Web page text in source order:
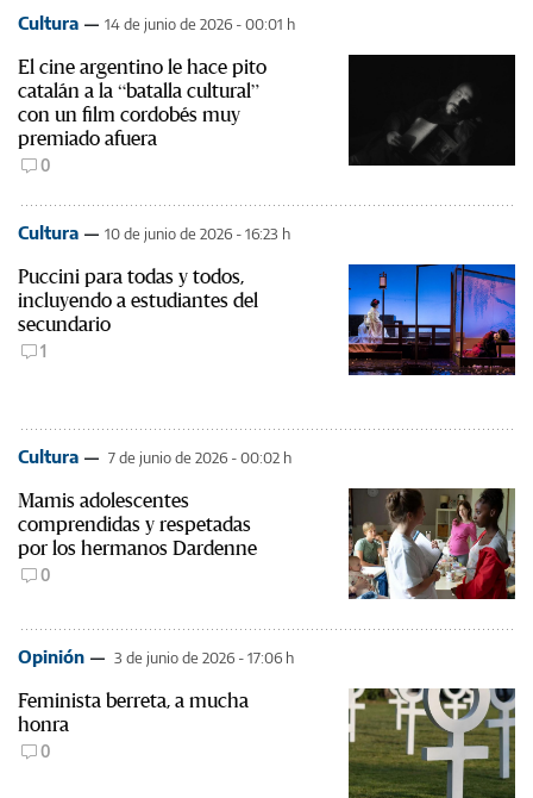
Cultura 14 de junio de 2026 - 00:01 h
El cine argentino le hace pito
catalán a la “batalla cultural”
con un film cordobés muy
premiado afuera
0
Cultura 10 de junio de 2026 - 16:23 h
Puccini para todas y todos,
incluyendo a estudiantes del
secundario
1
Cultura 7 de junio de 2026 - 00:02 h
Mamis adolescentes
comprendidas y respetadas
por los hermanos Dardenne
0
Opinión 3 de junio de 2026 - 17:06 h
Feminista berreta, a mucha
honra
0